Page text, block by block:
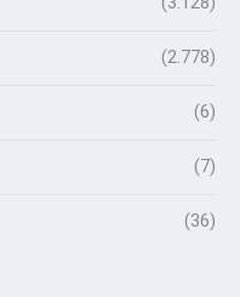
(2.778)
(6)
(7)
(36)